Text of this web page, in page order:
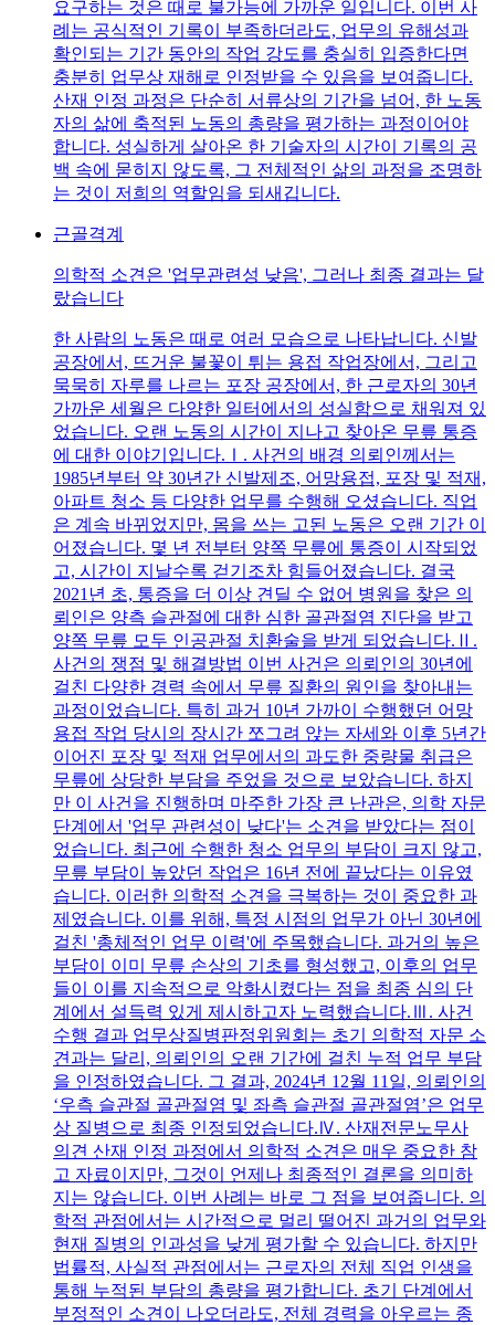
요구하는 것은 때로 불가능에 가까운 일입니다. 이번 사
례는 공식적인 기록이 부족하더라도, 업무의 유해성과
확인되는 기간 동안의 작업 강도를 충실히 입증한다면
충분히 업무상 재해로 인정받을 수 있음을 보여줍니다.
산재 인정 과정은 단순히 서류상의 기간을 넘어, 한 노동
자의 삶에 축적된 노동의 총량을 평가하는 과정이어야
합니다. 성실하게 살아온 한 기술자의 시간이 기록의 공
백 속에 묻히지 않도록, 그 전체적인 삶의 과정을 조명하
는 것이 저희의 역할임을 되새깁니다.
근골격계
의학적 소견은 '업무관련성 낮음', 그러나 최종 결과는 달
랐습니다
한 사람의 노동은 때로 여러 모습으로 나타납니다. 신발
공장에서, 뜨거운 불꽃이 튀는 용접 작업장에서, 그리고
묵묵히 자루를 나르는 포장 공장에서, 한 근로자의 30년
가까운 세월은 다양한 일터에서의 성실함으로 채워져 있
었습니다. 오랜 노동의 시간이 지나고 찾아온 무릎 통증
에 대한 이야기입니다.Ⅰ. 사건의 배경 의뢰인께서는
1985년부터 약 30년간 신발제조, 어망용접, 포장 및 적재,
아파트 청소 등 다양한 업무를 수행해 오셨습니다. 직업
은 계속 바뀌었지만, 몸을 쓰는 고된 노동은 오랜 기간 이
어졌습니다. 몇 년 전부터 양쪽 무릎에 통증이 시작되었
고, 시간이 지날수록 걷기조차 힘들어졌습니다. 결국
2021년 초, 통증을 더 이상 견딜 수 없어 병원을 찾은 의
뢰인은 양측 슬관절에 대한 심한 골관절염 진단을 받고
양쪽 무릎 모두 인공관절 치환술을 받게 되었습니다.Ⅱ.
사건의 쟁점 및 해결방법 이번 사건은 의뢰인의 30년에
걸친 다양한 경력 속에서 무릎 질환의 원인을 찾아내는
과정이었습니다. 특히 과거 10년 가까이 수행했던 어망
용접 작업 당시의 장시간 쪼그려 앉는 자세와 이후 5년간
이어진 포장 및 적재 업무에서의 과도한 중량물 취급은
무릎에 상당한 부담을 주었을 것으로 보았습니다. 하지
만 이 사건을 진행하며 마주한 가장 큰 난관은, 의학 자문
단계에서 '업무 관련성이 낮다'는 소견을 받았다는 점이
었습니다. 최근에 수행한 청소 업무의 부담이 크지 않고,
무릎 부담이 높았던 작업은 16년 전에 끝났다는 이유였
습니다. 이러한 의학적 소견을 극복하는 것이 중요한 과
제였습니다. 이를 위해, 특정 시점의 업무가 아닌 30년에
걸친 '총체적인 업무 이력'에 주목했습니다. 과거의 높은
부담이 이미 무릎 손상의 기초를 형성했고, 이후의 업무
들이 이를 지속적으로 악화시켰다는 점을 최종 심의 단
계에서 설득력 있게 제시하고자 노력했습니다.Ⅲ. 사건
수행 결과 업무상질병판정위원회는 초기 의학적 자문 소
견과는 달리, 의뢰인의 오랜 기간에 걸친 누적 업무 부담
을 인정하였습니다. 그 결과, 2024년 12월 11일, 의뢰인의
‘우측 슬관절 골관절염 및 좌측 슬관절 골관절염’은 업무
상 질병으로 최종 인정되었습니다.Ⅳ. 산재전문노무사
의견 산재 인정 과정에서 의학적 소견은 매우 중요한 참
고 자료이지만, 그것이 언제나 최종적인 결론을 의미하
지는 않습니다. 이번 사례는 바로 그 점을 보여줍니다. 의
학적 관점에서는 시간적으로 멀리 떨어진 과거의 업무와
현재 질병의 인과성을 낮게 평가할 수 있습니다. 하지만
법률적, 사실적 관점에서는 근로자의 전체 직업 인생을
통해 누적된 부담의 총량을 평가합니다. 초기 단계에서
부정적인 소견이 나오더라도, 전체 경력을 아우르는 종